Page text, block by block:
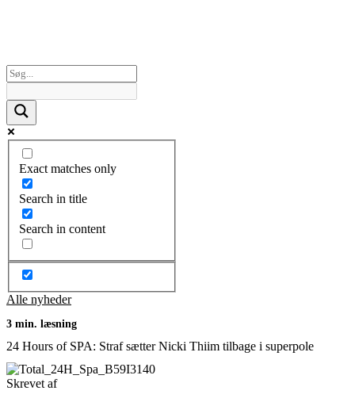
Exact matches only
Search in title
Search in content
Alle nyheder
3 min. læsning
24 Hours of SPA: Straf sætter Nicki Thiim tilbage i superpole
Skrevet af